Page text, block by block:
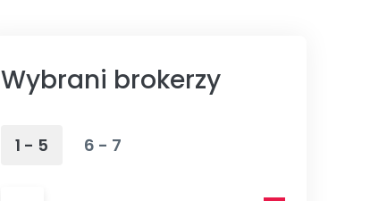
Wybrani brokerzy
1 - 5 6 - 7